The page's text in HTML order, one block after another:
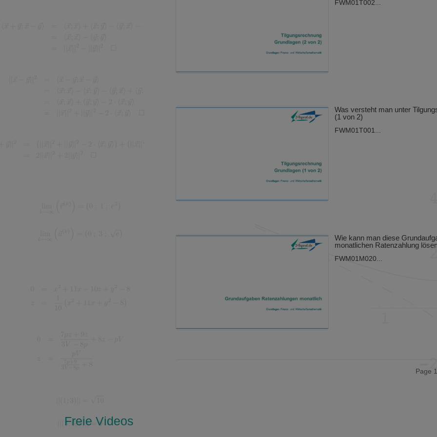
FWM01T002...
Was versteht man unter
(1 von 2)
FWM01T001...
Wie kann man diese
monatlichen Ratenzahlung
FWM01M020...
Page
Freie Videos